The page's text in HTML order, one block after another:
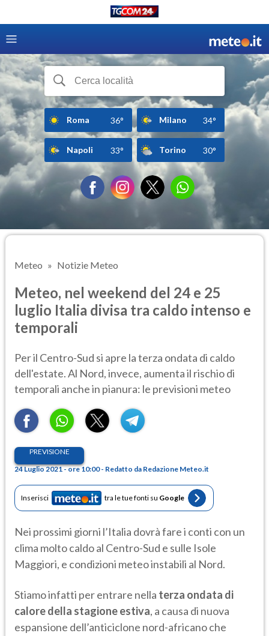
Roma 36° Milano 34°
Napoli 33° Torino 30°
Meteo Notizie Meteo
Meteo, nel weekend del 24 e 25
luglio Italia divisa tra caldo intenso e
temporali
Per il Centro-Sud si apre la terza ondata di caldo
dell'estate. Al Nord, invece, aumenta il rischio di
temporali anche in pianura: le previsioni meteo
PREVISIONE
24 Luglio 2021 - ore 10:00 - Redatto da Redazione Meteo.it
Inserisci tra le tue fonti su Google
Nei prossimi giorni l’Italia dovrà fare i conti con un
clima molto caldo al Centro-Sud e sulle Isole
Maggiori, e condizioni meteo instabili al Nord.
Stiamo infatti per entrare nella terza ondata di
calore della stagione estiva, a causa di nuova
espansione dell’anticiclone nord-africano che